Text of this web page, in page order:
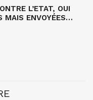
L’ETAT, OUI
MAIS ENVOYÉES…